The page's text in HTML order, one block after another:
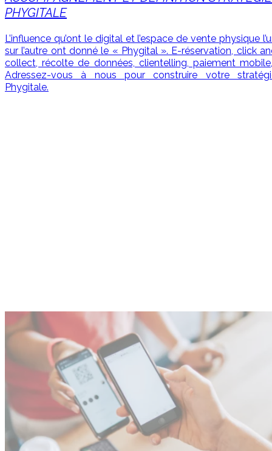
PHYGITALE
L’influence qu’ont le digital et l’espace de vente physique
sur l’autre ont donné le « Phygital ». E-réservation, click
collect, récolte de données, clientelling, paiement
Adressez-vous à nous pour construire votre
Phygitale.